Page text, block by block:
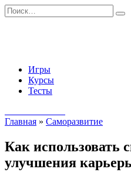
Перейти
к
Search
for:
Игры
Курсы
Тесты
Главная » Саморазвитие
Как использовать
улучшения